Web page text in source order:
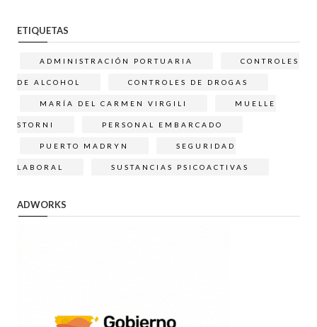
ETIQUETAS
ADMINISTRACIÓN PORTUARIA CONTROLES
DE ALCOHOL CONTROLES DE DROGAS
MARÍA DEL CARMEN VIRGILI MUELLE
STORNI PERSONAL EMBARCADO
PUERTO MADRYN SEGURIDAD
LABORAL SUSTANCIAS PSICOACTIVAS
ADWORKS